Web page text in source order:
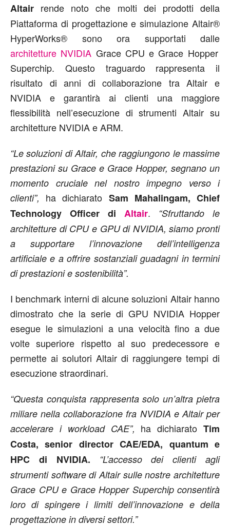
Altair rende noto che molti dei prodotti della
Piattaforma di progettazione e simulazione Altair®
HyperWorks® sono ora supportati dalle
architetture NVIDIA Grace CPU e Grace Hopper
Superchip. Questo traguardo rappresenta il
risultato di anni di collaborazione tra Altair e
NVIDIA e garantirà ai clienti una maggiore
flessibilità nell’esecuzione di strumenti Altair su
architetture NVIDIA e ARM.
“Le soluzioni di Altair, che raggiungono le massime
prestazioni su Grace e Grace Hopper, segnano un
momento cruciale nel nostro impegno verso i
clienti”, ha dichiarato Sam Mahalingam, Chief
Technology Officer di Altair. “Sfruttando le
architetture di CPU e GPU di NVIDIA, siamo pronti
a supportare l’innovazione dell’intelligenza
artificiale e a offrire sostanziali guadagni in termini
di prestazioni e sostenibilità”.
I benchmark interni di alcune soluzioni Altair hanno
dimostrato che la serie di GPU NVIDIA Hopper
esegue le simulazioni a una velocità fino a due
volte superiore rispetto al suo predecessore e
permette ai solutori Altair di raggiungere tempi di
esecuzione straordinari.
“Questa conquista rappresenta solo un’altra pietra
miliare nella collaborazione fra NVIDIA e Altair per
accelerare i workload CAE”, ha dichiarato Tim
Costa, senior director CAE/EDA, quantum e
HPC di NVIDIA. “L’accesso dei clienti agli
strumenti software di Altair sulle nostre architetture
Grace CPU e Grace Hopper Superchip consentirà
loro di spingere i limiti dell’innovazione e della
progettazione in diversi settori.”